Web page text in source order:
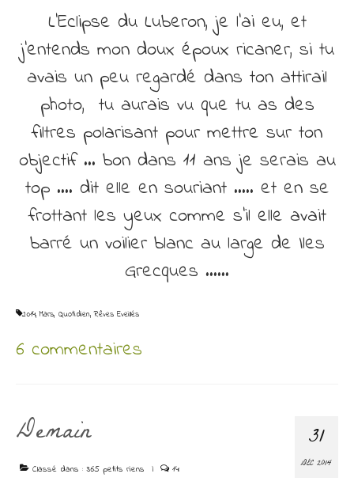
L’Eclipse du Luberon, je l’ai eu, et
j’entends mon doux époux ricaner, si tu
avais un peu regardé dans ton attirail
photo, tu aurais vu que tu as des
filtres polarisant pour mettre sur ton
objectif … bon dans 11 ans je serais au
top …. dit elle en souriant ….. et en se
frottant les yeux comme s’il elle avait
barré un voilier blanc au large de Iles
Grecques ……
2014,Mars, Quotidien,Rêves Eveillés
6 commentaires
31
DÉC 2014
Demain
Classé dans : 365 petits riens | 14